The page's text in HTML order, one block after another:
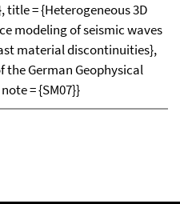
title = {Heterogeneous 3D
modeling of seismic waves
material discontinuities},
German Geophysical
= {SM07}}